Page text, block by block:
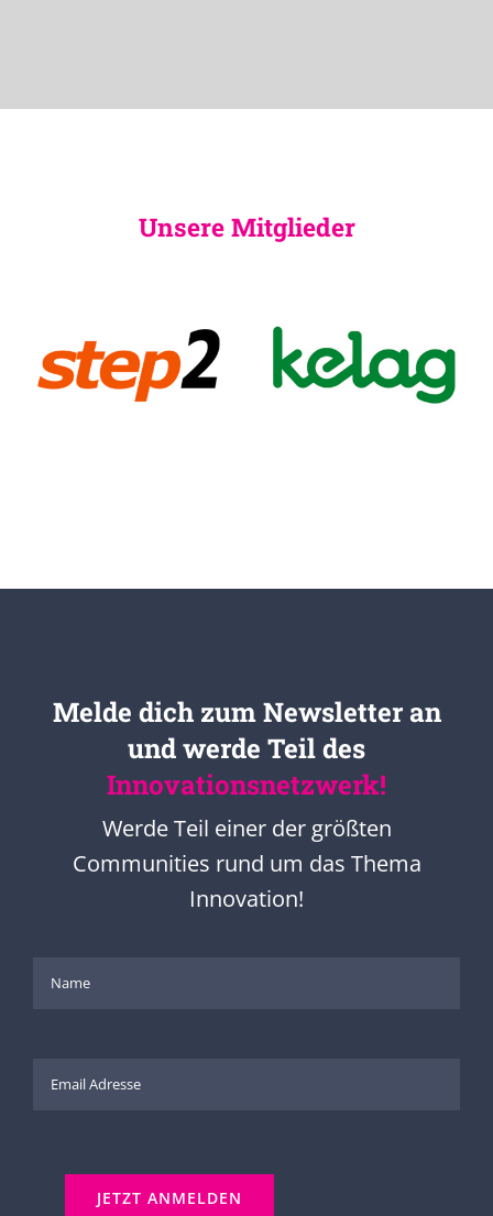
Unsere Mitglieder
Melde dich zum Newsletter an
und werde Teil des
Innovationsnetzwerk!
Werde Teil einer der größten
Communities rund um das Thema
Innovation!